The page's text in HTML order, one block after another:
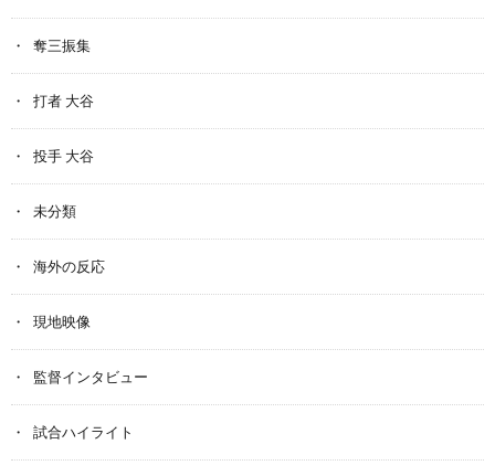
奪三振集
打者 大谷
投手 大谷
未分類
海外の反応
現地映像
監督インタビュー
試合ハイライト